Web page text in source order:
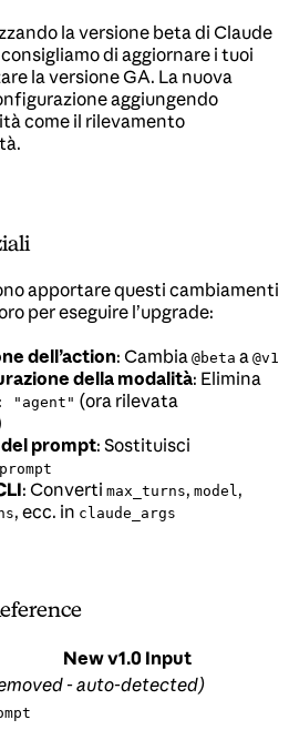
la versione beta di Claude
di aggiornare i tuoi
la versione GA. La nuova
aggiungendo
come il rilevamento
apportare questi cambiamenti
per eseguire l’upgrade:
dell’action: Cambia @beta a @v1
della modalità: Elimina
"agent" (ora rilevata
prompt: Sostituisci
prompt
: Converti max_turns, model ,
, ecc. in claude_args
New v1.0 Input
- auto-detected)